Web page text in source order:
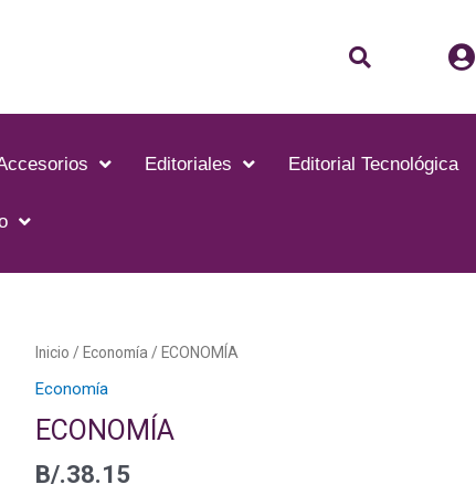
Buscar
Editoriales Editorial Tecnológica
Inicio / Economía / ECONOMÍA
Economía
ECONOMÍA
B/.38.15
ECONOMÍA
cantidad